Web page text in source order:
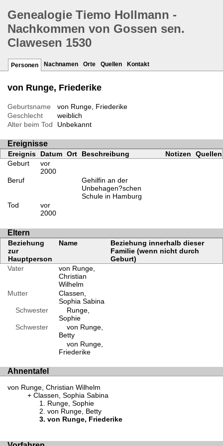
Genealogie Tiemo Hollmann -
Nachkommen von Gossen sen.
Clawesen 1530
Personen Nachnamen Orte Quellen Kontakt
von Runge, Friederike
Geburtsname
von Runge, Friederike
Geschlecht
weiblich
Alter beim Tod
Unbekannt
Ereignisse
Ereignis Datum Ort Beschreibung Notizen
Quellen
Geburt
vor
2000
Beruf
Gehilfin an der
Unbehagen?schen
Schule in Hamburg
Tod
vor
2000
Eltern
Beziehung
zur
Hauptperson
Name
Beziehung innerhalb dieser
Familie (wenn nicht durch
Geburt)
Vater
von Runge,
Christian
Wilhelm
Mutter
Classen,
Sophia Sabina
Schwester
Runge,
Sophie
Schwester
von Runge,
Betty
von Runge,
Friederike
Ahnentafel
von Runge, Christian Wilhelm
Classen, Sophia Sabina
Runge, Sophie
von Runge, Betty
von Runge, Friederike